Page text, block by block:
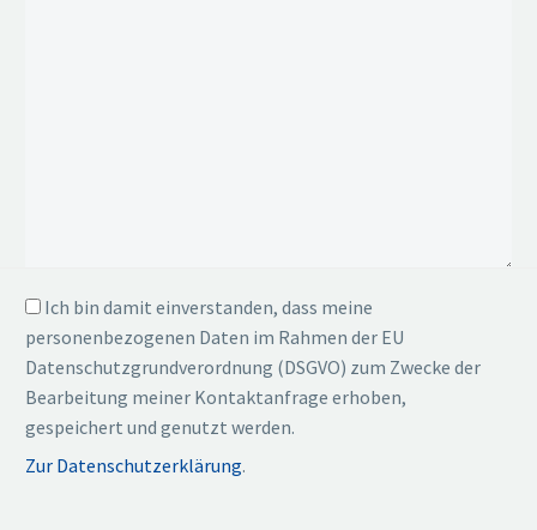
Ich bin damit einverstanden, dass meine
personenbezogenen Daten im Rahmen der EU
Datenschutzgrundverordnung (DSGVO) zum Zwecke der
Bearbeitung meiner Kontaktanfrage erhoben,
gespeichert und genutzt werden.
Zur Datenschutzerklärung.